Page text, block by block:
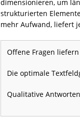
dimensionieren, um
strukturierten
mehr Aufwand, liefert
Offene Fragen
Die optimale
Qualitative